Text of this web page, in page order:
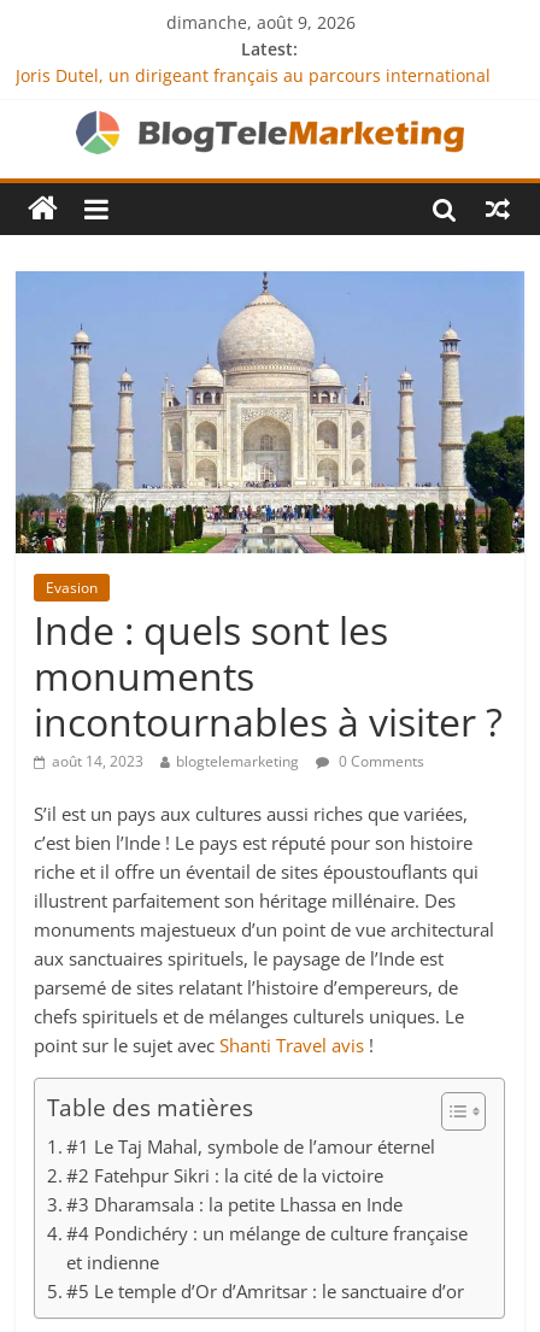
dimanche, août 9, 2026
Latest:
Joris Dutel, un dirigeant français au parcours international
Agria Assurance Animaux : comment l’entreprise se
démarque-t-elle de la concurrence ?
JCA Academy : l’excellence au service de l’indépendance
financière
Denis Bouclon : la diplomatie éducative comme moteur de
Next Terra International : des solutions logistiques au service
du commerce international
Evasion
Inde : quels sont les
monuments
incontournables à visiter ?
août 14, 2023 blogtelemarketing 0 Comments
S’il est un pays aux cultures aussi riches que variées,
c’est bien l’Inde ! Le pays est réputé pour son histoire
riche et il offre un éventail de sites époustouflants qui
illustrent parfaitement son héritage millénaire. Des
monuments majestueux d’un point de vue architectural
aux sanctuaires spirituels, le paysage de l’Inde est
parsemé de sites relatant l’histoire d’empereurs, de
chefs spirituels et de mélanges culturels uniques. Le
point sur le sujet avecShanti Travel avis !
Table des matières
#1 Le Taj Mahal, symbole de l’amour éternel
#2 Fatehpur Sikri : la cité de la victoire
#3 Dharamsala : la petite Lhassa en Inde
#4 Pondichéry : un mélange de culture française
et indienne
#5 Le temple d’Or d’Amritsar : le sanctuaire d’or